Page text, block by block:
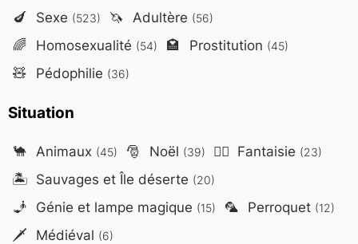
🍆 Sexe (523) 🦄 Adultère (56)
🌈 Homosexualité (54) 🏩 Prostitution (45)
🧸 Pédophilie (36)
Situation
🐪 Animaux (45) 🎅 Noël (39) 🧙‍♂️ Fantaisie (23)
🏝️ Sauvages et Île déserte (20)
🧞 Génie et lampe magique (15) 🦜 Perroquet (12)
🗡️ Médiéval (6)